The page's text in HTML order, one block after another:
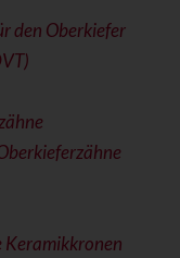
den Oberkiefer